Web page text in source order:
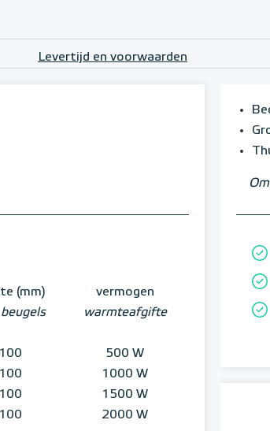
Levertijd en voorwaarden
(mm)
vermogen
warmteafgifte
100
500 W
100
1000 W
100
1500 W
100 2000 W